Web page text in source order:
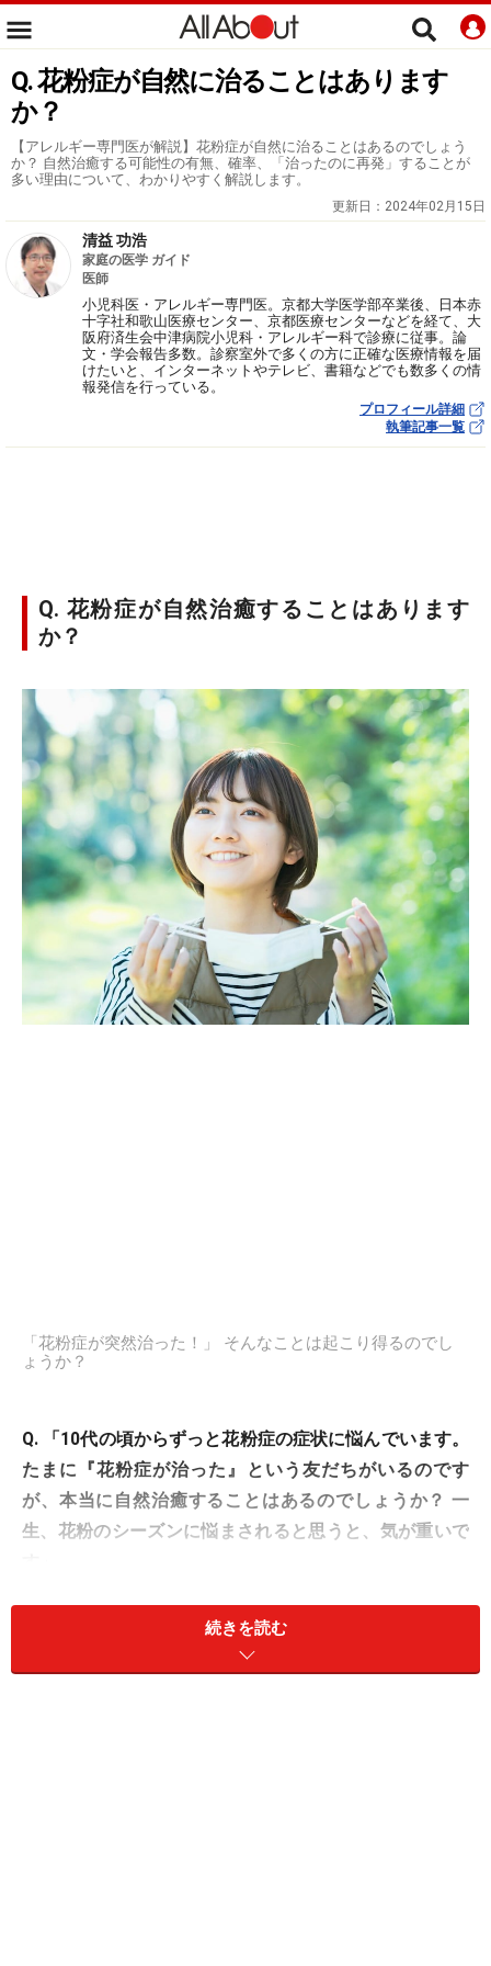
Q. 花粉症が自然に治ることはあります
か？
【アレルギー専門医が解説】花粉症が自然に治ることはあるのでしょう
か？ 自然治癒する可能性の有無、確率、「治ったのに再発」することが
多い理由について、わかりやすく解説します。
更新日： 2024年02月15日
清益 功浩
家庭の医学 ガイド
医師
小児科医・アレルギー専門医。京都大学医学部卒業後、日本赤
十字社和歌山医療センター、京都医療センターなどを経て、大
阪府済生会中津病院小児科・アレルギー科で診療に従事。論
文・学会報告多数。診察室外で多くの方に正確な医療情報を届
けたいと、インターネットやテレビ、書籍などでも数多くの情
報発信を行っている。
プロフィール詳細
執筆記事一覧
Q. 花粉症が自然治癒することはあります
か？
「花粉症が突然治った！」 そんなことは起こり得るのでし
ょうか？
Q. 「10代の頃からずっと花粉症の症状に悩んでいます。
たまに『花粉症が治った』という友だちがいるのです
が、本当に自然治癒することはあるのでしょうか？ 一
生、花粉のシーズンに悩まされると思うと、気が重いで
A. 勝手に治る可能性は低いですが、ゼロで
はありません
続きを読む